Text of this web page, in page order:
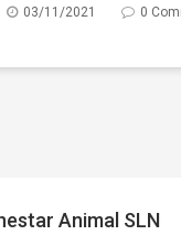
03/11/2021 0
Animal SLN